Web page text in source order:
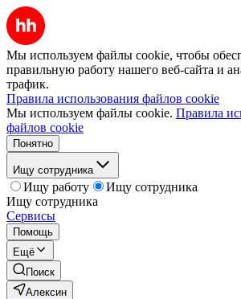
Мы используем файлы cookie, чтобы
правильную работу нашего веб-сайта и
трафик.
Правила использования файлов cookie
Мы используем файлы cookie. Правила
файлов cookie
Понятно
Ищу сотрудника
Ищу работу
Ищу сотрудника
Ищу сотрудника
Сервисы
Помощь
Ещё
Поиск
Алексин